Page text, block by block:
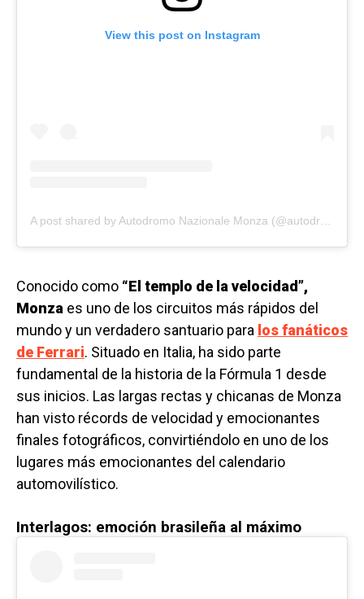
View this post on Instagram
Conocido como “El templo de la velocidad”,
Monza es uno de los circuitos más rápidos del
mundo y un verdadero santuario para los fanáticos
de Ferrari. Situado en Italia, ha sido parte
fundamental de la historia de la Fórmula 1 desde
sus inicios. Las largas rectas y chicanas de Monza
han visto récords de velocidad y emocionantes
finales fotográficos, convirtiéndolo en uno de los
lugares más emocionantes del calendario
automovilístico.
Interlagos: emoción brasileña al máximo